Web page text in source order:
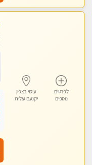
לפרטים
נוספים
עיסוי בצפון
יקנעם עילית